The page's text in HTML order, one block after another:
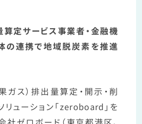
定サービス事業者・金融機
の連携で地域脱炭素を推進
ガス）排出量算定・開示・削
リューション「zeroboard」を